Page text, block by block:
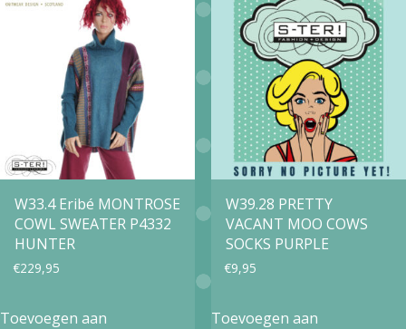
W33.4 Eribé MONTROSE
COWL SWEATER P4332
HUNTER
€229,95
Toevoegen aan
W39.28 PRETTY
VACANT MOO COWS
SOCKS PURPLE
€9,95
Toevoegen aan